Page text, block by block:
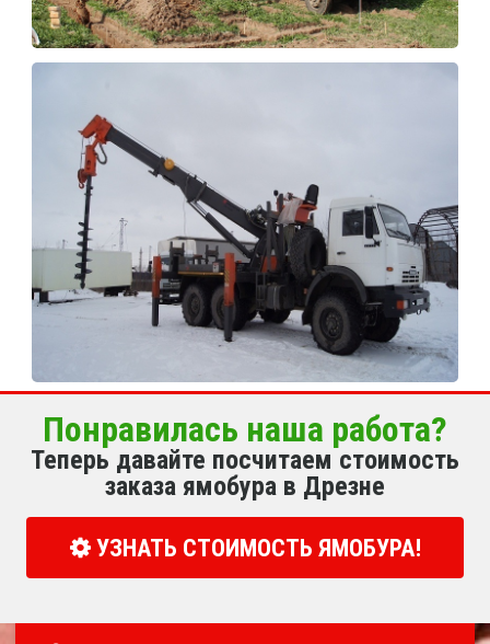
Понравилась наша работа?
Теперь давайте посчитаем стоимость
заказа ямобура в Дрезне
УЗНАТЬ СТОИМОСТЬ ЯМОБУРА!